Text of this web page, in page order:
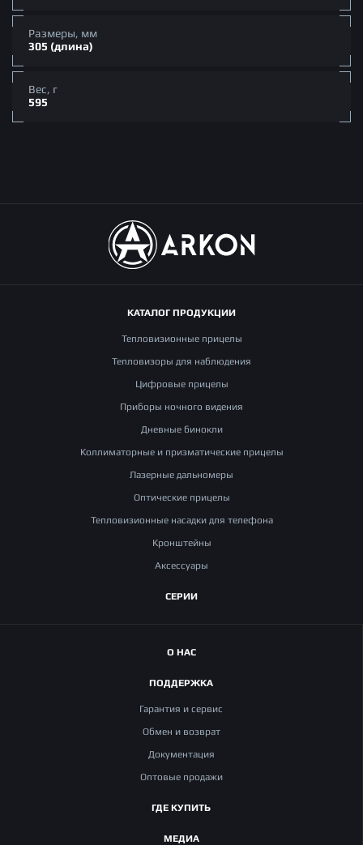
Размеры, мм
305 (длина)
Вес, г
595
КАТАЛОГ ПРОДУКЦИИ
Тепловизионные прицелы
Тепловизоры для наблюдения
Цифровые прицелы
Приборы ночного видения
Дневные бинокли
Коллиматорные и призматические прицелы
Лазерные дальномеры
Оптические прицелы
Тепловизионные насадки для телефона
Кронштейны
Аксессуары
СЕРИИ
О НАС
ПОДДЕРЖКА
Гарантия и сервис
Обмен и возврат
Документация
Оптовые продажи
ГДЕ КУПИТЬ
МЕДИА